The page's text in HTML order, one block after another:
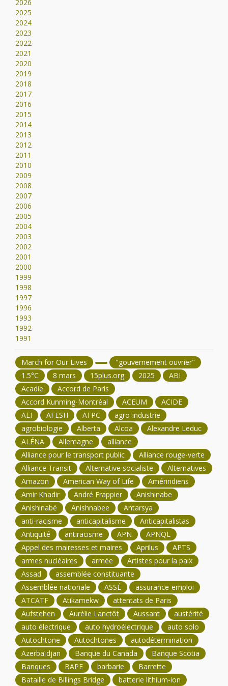
2026
2025
2024
2023
2022
2021
2020
2019
2018
2017
2016
2015
2014
2013
2012
2011
2010
2009
2008
2007
2006
2005
2004
2003
2002
2001
2000
1999
1998
1997
1996
1993
1992
1991
March for Our Lives
"gouvernement ouvrier"
1.5°C
8 mars 15plus.org 2025
ABI
Acadie
Accord de Paris
Accord Kunming-Montréal
ACEUM
ACIDE
AEI
AFESH AFPC
agro-industrie
agrobiologie
Alberta Alcoa
Alexandre Leduc
ALÉNA
Allemagne
alliance
Alliance pour le transport public
Alliance rouge-verte
Alliance Transit
Alternative socialiste
Alternatives
Amazon
American Way of Life
Amérindiens
Amir Khadir
André Frappier
Anishinabe
Anishinabé
Anishnabee
Antarsya
anti-racisme
anticapitalisme
Anticapitalistas
Antiquité
antiracisme APN
APNQL
Appel des mairesses et maires
Aprilus
APTS
armes nucléaires
armée
Artistes pour la paix
Assad
assemblée constituante
Assemblée nationale
ASSÉ
assurance-emploi
ATCATF
Atikamekw
attentats de Paris
Aufstehen
Aurélie Lanctôt Aussant
austérité
auto électrique
auto hydroélectrique
auto solo
Autochtone
Autochtones
autodétermination
Azerbaïdjan
Banque du Canada
Banque Scotia
Banques
BAPE barbarie
Barrette
Bataille de Billings Bridge
batterie lithium-ion